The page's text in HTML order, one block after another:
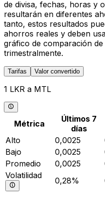
de divisa, fechas, horas y
resultarán en diferentes
tanto, estos resultados
ahorros reales y deben
gráfico de comparación
trimestralmente.
Tarifas Valor convertido
1 LKR a MTL
Métrica
Últimos 7
días
Alto
0,0025
Bajo
0,0025
Promedio
0,0025
Volatilidad
0,28%